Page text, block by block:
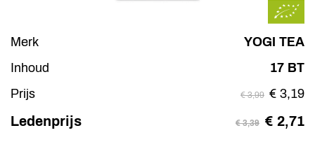
Merk
YOGI TEA
Inhoud
17 BT
Prijs
€ 3,99 € 3,19
Ledenprijs € 3,39 € 2,71